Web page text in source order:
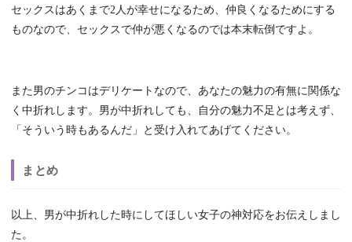
セックスはあくまで2人が幸せになるため、仲良くなるためにする
ものなので、セックスで仲が悪くなるのでは本末転倒ですよ。
また男のチンコはデリケートなので、あなたの魅力の有無に関係な
く中折れします。男が中折れしても、自分の魅力不足とは考えず、
「そういう時もあるんだ」と受け入れてあげてください。
まとめ
以上、男が中折れした時にしてほしい女子の神対応をお伝えしまし
た。